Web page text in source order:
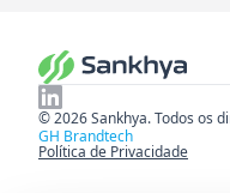
© 2026 Sankhya. Todos os
GH Brandtech
Política de Privacidade